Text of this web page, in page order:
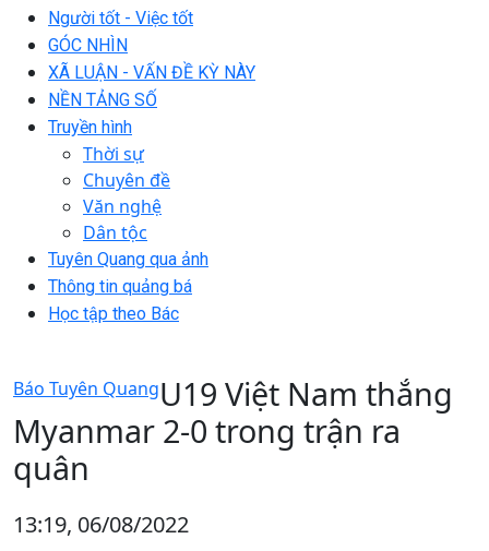
Người tốt - Việc tốt
GÓC NHÌN
XÃ LUẬN - VẤN ĐỀ KỲ NÀY
NỀN TẢNG SỐ
Truyền hình
Thời sự
Chuyên đề
Văn nghệ
Dân tộc
Tuyên Quang qua ảnh
Thông tin quảng bá
Học tập theo Bác
Báo Tuyên QuangU19 Việt Nam thắng
Myanmar 2-0 trong trận ra
quân
13:19, 06/08/2022